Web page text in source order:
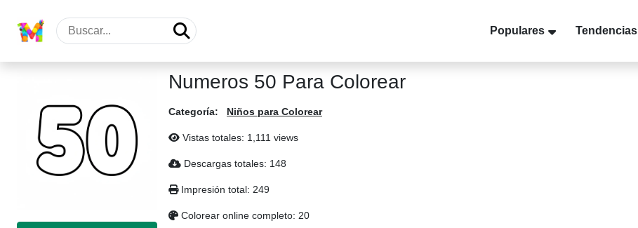
Populares Tendencias
Numeros 50 Para Colorear
Categoría: Niños para Colorear
Vistas totales: 1,111 views
Descargas totales: 148
Impresión total: 249
Colorear online completo: 20